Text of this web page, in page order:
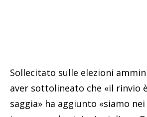
Sollecitato sulle elezioni
aver sottolineato che «il rinvio
saggia» ha aggiunto «siamo